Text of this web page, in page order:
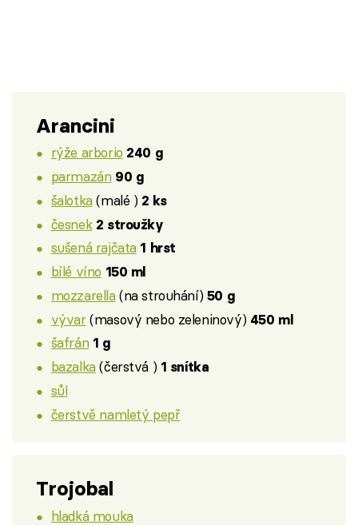
Arancini
rýže arborio 240 g
parmazán 90 g
šalotka(malé ) 2 ks
česnek 2 stroužky
sušená rajčata 1 hrst
bílé víno 150 ml
mozzarella(na strouhání) 50 g
vývar(masový nebo zeleninový) 450 ml
šafrán 1 g
bazalka(čerstvá ) 1 snítka
sůl
čerstvě namletý pepř
Trojobal
hladká mouka